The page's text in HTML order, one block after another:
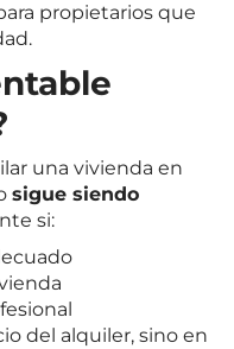
propietarios que
una vivienda en
sigue siendo
si:
del alquiler, sino en